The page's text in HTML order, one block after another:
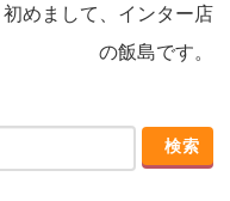
初めまして、インター店
の飯島です。